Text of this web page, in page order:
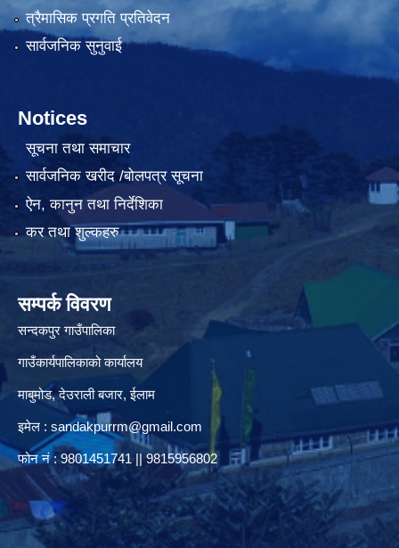
त्रैमासिक प्रगति प्रतिवेदन
सार्वजनिक सुनुवाई
Notices
सूचना तथा समाचार
सार्वजनिक खरीद /बोलपत्र सूचना
ऐन, कानुन तथा निर्देशिका
कर तथा शुल्कहरु
सम्पर्क विवरण
सन्दकपुर गाउँपालिका
गाउँकार्यपालिकाको कार्यालय
माबुमोड, देउराली बजार, ईलाम
इमेल : sandakpurrm@gmail.com
फोन नं : 9801451741 || 9815956802